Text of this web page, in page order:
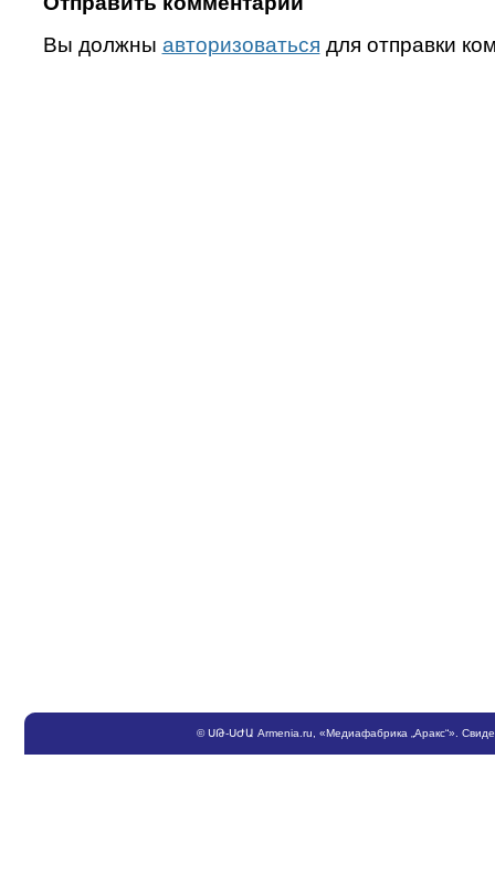
Вы должны авторизоваться для отправки
©ՍԹ-ՍԺԱ Armenia.ru , «Медиафабрика „Аракс“».